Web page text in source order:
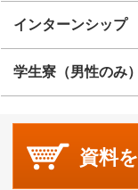
インターンシップ
学生寮（男性のみ）
資料を